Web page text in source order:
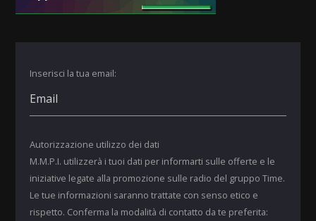
Inserisci la tua email:
Autorizzazione utilizzo dei dati
M.M.P.I. utilizzerà i tuoi dati per informarti sulle offerte e le
iniziative legate alla promozione sulle radio del gruppo Time.
Le tue informazioni saranno trattate con senso etico e
rispetto. Conferma la modalità di contatto da te preferita: